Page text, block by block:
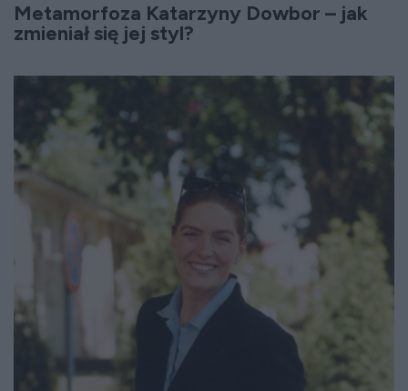
Metamorfoza Katarzyny Dowbor – jak
zmieniał się jej styl?